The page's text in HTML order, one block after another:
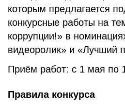
которым предлагается
конкурсные работы на
коррупции!» в
видеоролик» и «Лучший
Приём работ: с 1 мая по
Правила конкурса